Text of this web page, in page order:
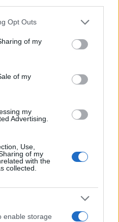
uses one or more Google
behaviour. You may click to
and its third-party tags to
purposes in below Google
Opt Outs
of my
of my
my
Advertising.
Use,
of my
with the
collected.
enable storage
Τουρκία «πρέπει να
οι Οθωμανοί».
την αποικιοκρατική
στη Μέση
ότι η
να επεκταθεί, να